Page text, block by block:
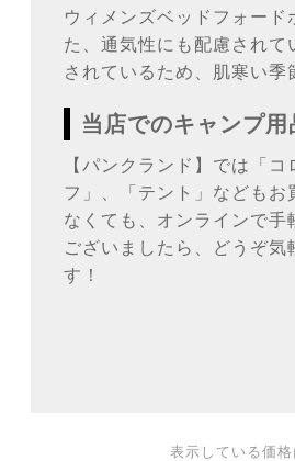
ウィメンズベッドフォー
た、通気性にも配慮され
されているため、肌寒い季
当店でのキャンプ
【パンクランド】では「
フ」、「テント」なども
なくても、オンラインで
ございましたら、どうぞ
す！
表示している価